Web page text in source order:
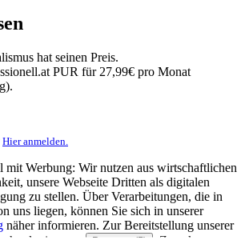
hat seinen Preis.
PUR für 27,99€ pro Monat
Hier anmelden.
Werbung: Wir nutzen aus wirtschaftlichen
unsere Webseite Dritten als digitalen
zu stellen. Über Verarbeitungen, die in
uns liegen, können Sie sich in unserer
näher informieren. Zur Bereitstellung unserer
von
Partnern (5)
. Zwecke: